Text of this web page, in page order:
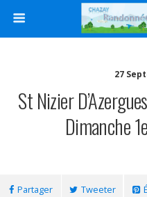
27
St Nizier
Dimanche
Partager Tweeter